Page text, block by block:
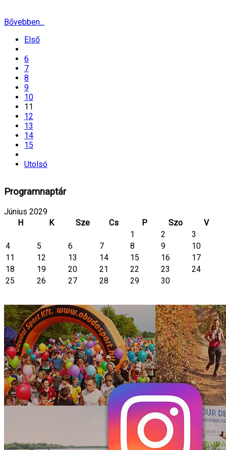
Bővebben...
Első
6
7
8
9
10
11
12
13
14
15
Utolsó
Programnaptár
Június 2029
H
K Sze Cs P Szo
V
1
2
3
4
5 6 7 8 9
10
11
12 13 14 15 16
17
18
19 20 21 22 23
24
25
26 27 28 29 30